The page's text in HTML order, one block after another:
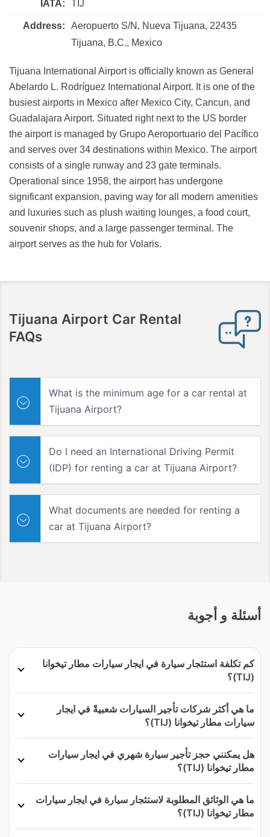
IATA: TIJ
Address:
Aeropuerto S/N, Nueva Tijuana, 22435
Tijuana, B.C., Mexico
Tijuana International Airport is officially known as General
Abelardo L. Rodríguez International Airport. It is one of the
busiest airports in Mexico after Mexico City, Cancun, and
Guadalajara Airport. Situated right next to the US border
the airport is managed by Grupo Aeroportuario del Pacífico
and serves over 34 destinations within Mexico. The airport
consists of a single runway and 23 gate terminals.
Operational since 1958, the airport has undergone
significant expansion, paving way for all modern amenities
and luxuries such as plush waiting lounges, a food court,
souvenir shops, and a large passenger terminal. The
airport serves as the hub for Volaris.
Tijuana Airport Car Rental
FAQs
What is the minimum age for a car rental at
Tijuana Airport?
Do I need an International Driving Permit
(IDP) for renting a car at Tijuana Airport?
What documents are needed for renting a
car at Tijuana Airport?
أسئلة و أجوبة
كم تكلفة استئجار سيارة في ايجار سيارات مطار تيخوانا
(TIJ)؟
ما هي أكثر شركات تأجير السيارات شعبيةً في ايجار
سيارات مطار تيخوانا (TIJ)؟
هل يمكنني حجز تأجير سيارة شهري في ايجار سيارات
مطار تيخوانا (TIJ)؟
ما هي الوثائق المطلوبة لاستئجار سيارة في ايجار سيارات
مطار تيخوانا (TIJ)؟